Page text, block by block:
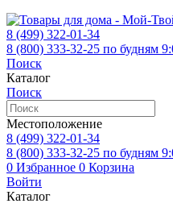
8 (499) 322-01-34
8 (800) 333-32-25 по будням
Поиск
Каталог
Поиск
Местоположение
8 (499) 322-01-34
8 (800) 333-32-25 по будням
0 Избранное 0 Корзина
Войти
Каталог